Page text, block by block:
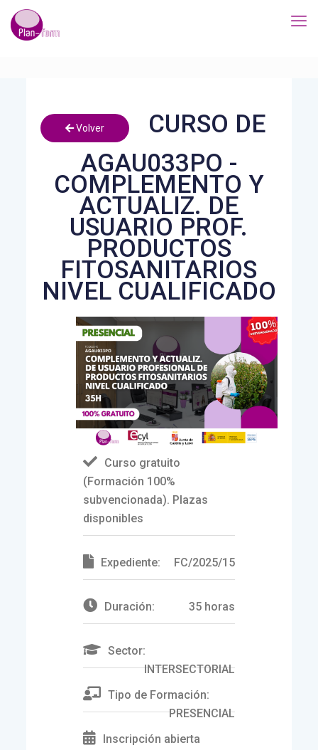
Volver
CURSO DE
AGAU033PO -
COMPLEMENTO Y
ACTUALIZ. DE
USUARIO PROF.
PRODUCTOS
FITOSANITARIOS
NIVEL CUALIFICADO
Curso gratuito
(Formación 100%
subvencionada). Plazas
disponibles
Expediente: FC/2025/15
Duración: 35 horas
Sector:
INTERSECTORIAL
Tipo de Formación:
PRESENCIAL
Inscripción abierta